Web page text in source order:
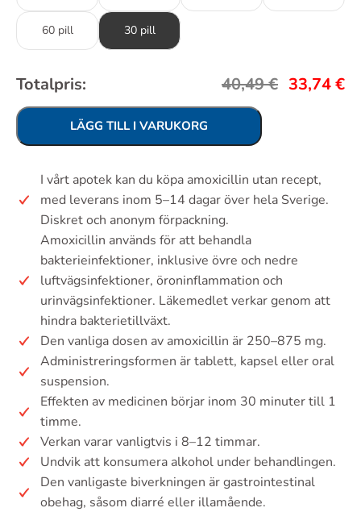
60 pill 30 pill
Totalpris: 40,49€ 33,74€
LÄGG TILL I VARUKORG
I vårt apotek kan du köpa amoxicillin utan recept,
med leverans inom 5–14 dagar över hela Sverige.
Diskret och anonym förpackning.
Amoxicillin används för att behandla
bakterieinfektioner, inklusive övre och nedre
luftvägsinfektioner, öroninflammation och
urinvägsinfektioner. Läkemedlet verkar genom att
hindra bakterietillväxt.
Den vanliga dosen av amoxicillin är 250–875 mg.
Administreringsformen är tablett, kapsel eller oral
suspension.
Effekten av medicinen börjar inom 30 minuter till 1
timme.
Verkan varar vanligtvis i 8–12 timmar.
Undvik att konsumera alkohol under behandlingen.
Den vanligaste biverkningen är gastrointestinal
obehag, såsom diarré eller illamående.